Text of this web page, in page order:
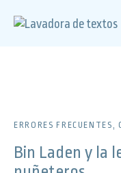
ERRORES FRECUENTES ,
Bin Laden y la